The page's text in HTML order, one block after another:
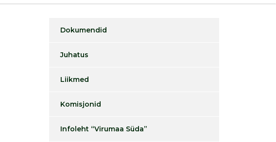
Dokumendid
Juhatus
Liikmed
Komisjonid
Infoleht “Virumaa Süda”